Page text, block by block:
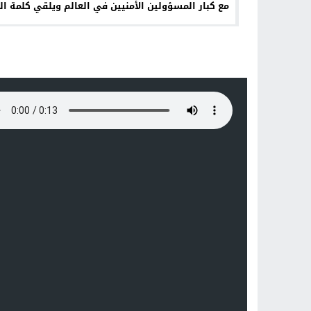
مع كبار المسؤولين الأمنيين في العالم ويلقي كلمة